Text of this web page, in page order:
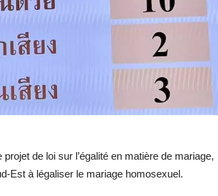
de loi sur l’égalité en matière de mariage,
Est à légaliser le mariage homosexuel.